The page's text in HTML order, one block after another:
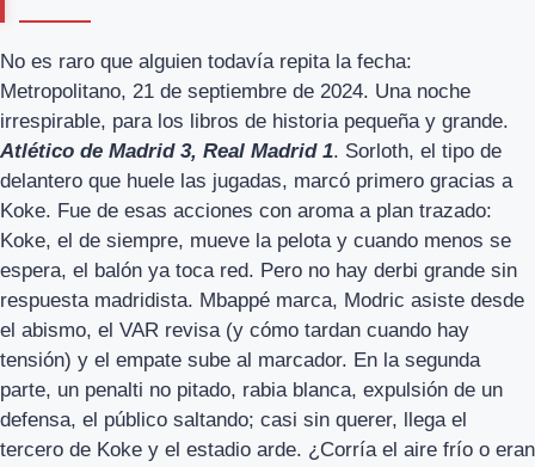
No es raro que alguien todavía repita la fecha:
Metropolitano, 21 de septiembre de 2024. Una noche
irrespirable, para los libros de historia pequeña y grande.
Atlético de Madrid 3, Real Madrid 1. Sorloth, el tipo de
delantero que huele las jugadas, marcó primero gracias a
Koke. Fue de esas acciones con aroma a plan trazado:
Koke, el de siempre, mueve la pelota y cuando menos se
espera, el balón ya toca red. Pero no hay derbi grande sin
respuesta madridista. Mbappé marca, Modric asiste desde
el abismo, el VAR revisa (y cómo tardan cuando hay
tensión) y el empate sube al marcador. En la segunda
parte, un penalti no pitado, rabia blanca, expulsión de un
defensa, el público saltando; casi sin querer, llega el
tercero de Koke y el estadio arde. ¿Corría el aire frío o eran